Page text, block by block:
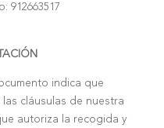
912663517
indica que
cláusulas de nuestra
autoriza la recogida y